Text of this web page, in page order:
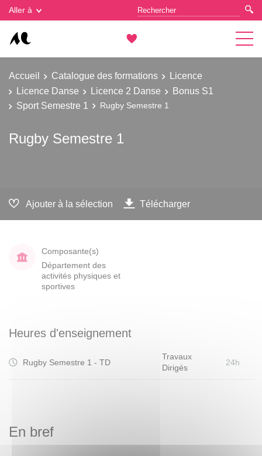
Aller à
Accueil Catalogue des formations
Licence
Licence Danse
Licence 2 Danse
Bonus S1
Sport Semestre 1
Rugby Semestre 1
Rugby Semestre 1
Ajouter à la sélection Télécharger
Composante(s)
Département des
activités physiques et
sportives
Heures d'enseignement
Rugby Semestre 1 - TD
Travaux
Dirigés
24h
En bref
Gestion des cookies